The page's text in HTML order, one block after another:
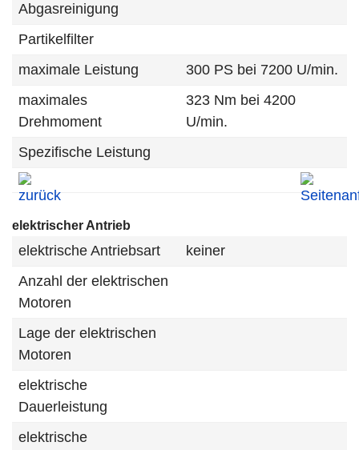
Abgasreinigung
Partikelfilter
maximale Leistung
300 PS bei 7200 U/min.
maximales
Drehmoment
323 Nm bei 4200
U/min.
Spezifische Leistung
elektrischer Antrieb
elektrische Antriebsart
keiner
Anzahl der elektrischen
Motoren
Lage der elektrischen
Motoren
elektrische
Dauerleistung
elektrische